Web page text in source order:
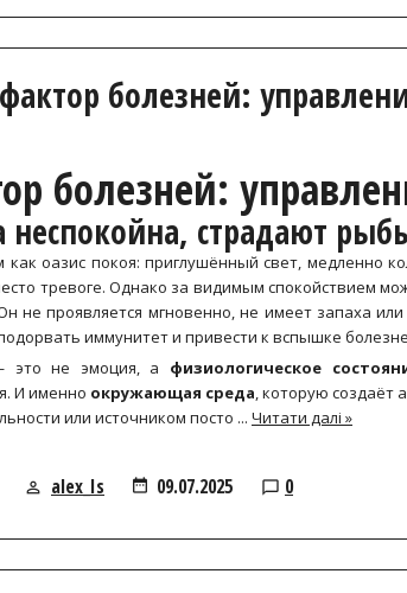
болезней:
болезней:
неспокойна, страдают
оазис покоя: приглушённый свет, медленно
тревоге. Однако за видимым спокойствием
не проявляется мгновенно, не имеет запаха
иммунитет и привести к вспышке
это не эмоция, а физиологическое
И именно окружающая среда, которую создаёт
или источником посто ... Читати далі »
alex_Is 09.07.2025 0